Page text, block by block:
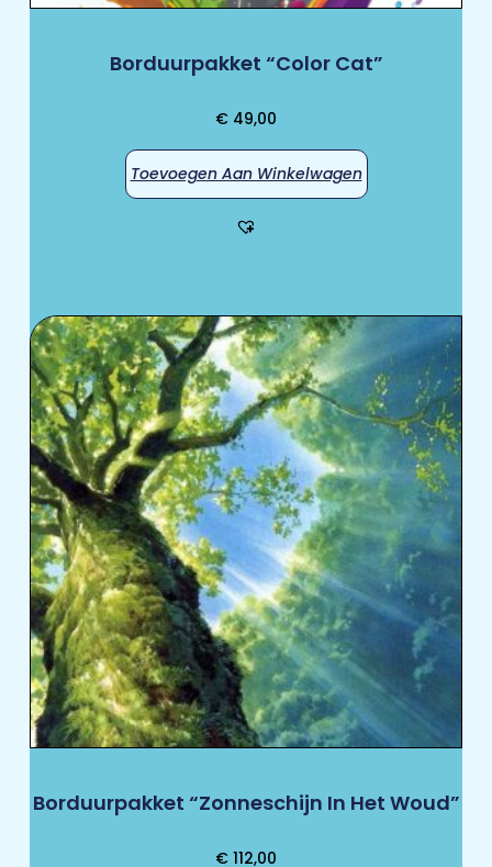
Borduurpakket “Color Cat”
€ 49,00
Toevoegen Aan Winkelwagen
Borduurpakket “Zonneschijn In Het Woud”
€ 112,00